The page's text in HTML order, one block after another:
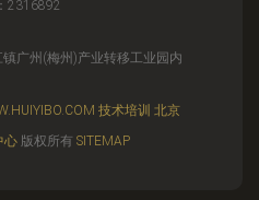
2316892
广州(梅州)产业转移工业园内
技术培训 北京
心版权所有 SITEMAP